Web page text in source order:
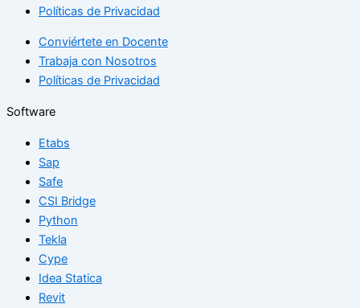
Políticas de Privacidad
Conviértete en Docente
Trabaja con Nosotros
Políticas de Privacidad
Software
Etabs
Sap
Safe
CSI Bridge
Python
Tekla
Cype
Idea Statica
Revit